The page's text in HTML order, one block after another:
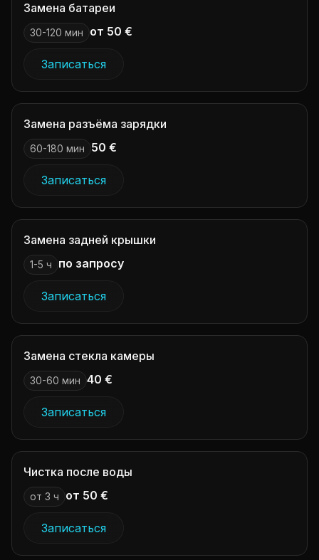
Замена батареи
30-120 мин от 50 €
Записаться
Замена разъёма зарядки
60-180 мин 50 €
Записаться
Замена задней крышки
1-5 ч по запросу
Записаться
Замена стекла камеры
30-60 мин 40 €
Записаться
Чистка после воды
от 3 ч от 50 €
Записаться